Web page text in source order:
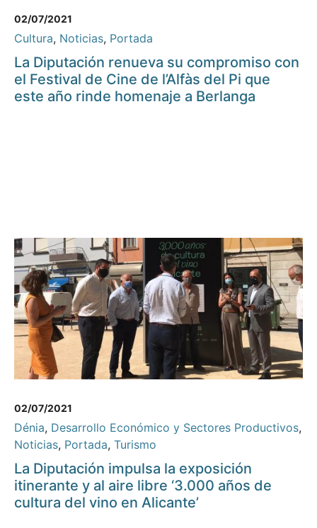
02/07/2021
Cultura, Noticias, Portada
La Diputación renueva su compromiso con
el Festival de Cine de l’Alfàs del Pi que
este año rinde homenaje a Berlanga
02/07/2021
Dénia, Desarrollo Económico y Sectores Productivos,
Noticias, Portada, Turismo
La Diputación impulsa la exposición
itinerante y al aire libre ‘3.000 años de
cultura del vino en Alicante’